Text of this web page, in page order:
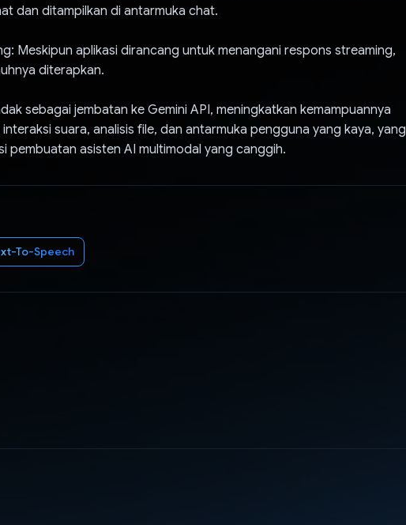
dan ditampilkan di antarmuka chat.
Meskipun aplikasi dirancang untuk menangani respons streaming,
diterapkan.
sebagai jembatan ke Gemini API, meningkatkan kemampuannya
suara, analisis file, dan antarmuka pengguna yang kaya, yang
pembuatan asisten AI multimodal yang canggih.
To-Speech